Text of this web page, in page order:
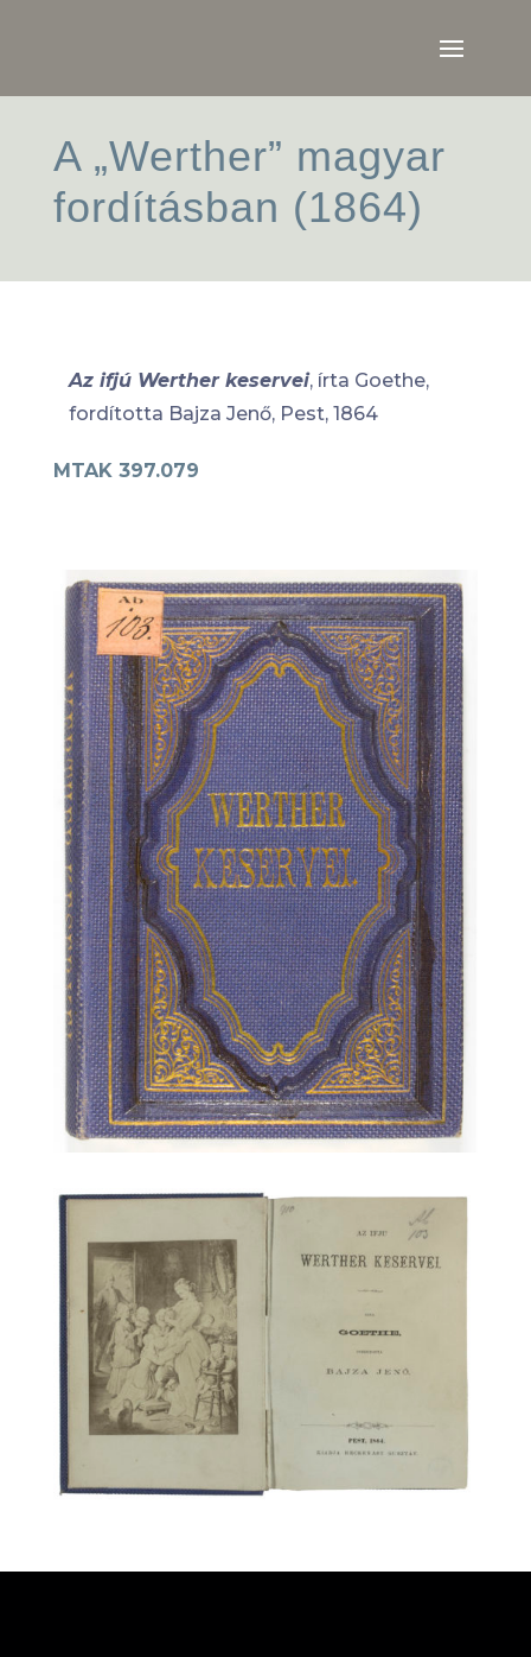
A „Werther” magyar
fordításban (1864)
Az ifjú Werther keservei, írta Goethe,
fordította Bajza Jenő, Pest, 1864
MTAK 397.079